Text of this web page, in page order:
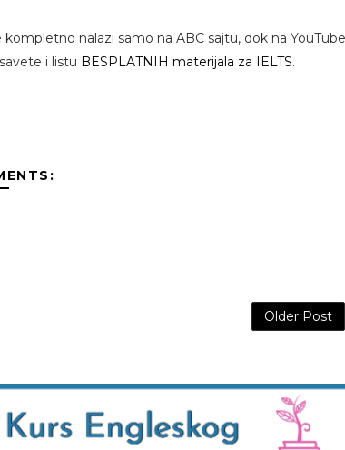
kompletno nalazi samo na ABC sajtu, dok na
i listu BESPLATNIH materijala za IELTS.
Older Post